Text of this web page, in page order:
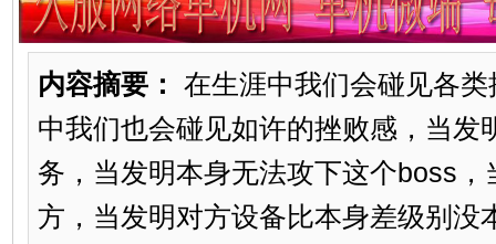
内容摘要：
在生涯中我们会碰见各
中我们也会碰见如许的挫败感，当发
务，当发明本身无法攻下这个boss
方，当发明对方设备比本身差级别没